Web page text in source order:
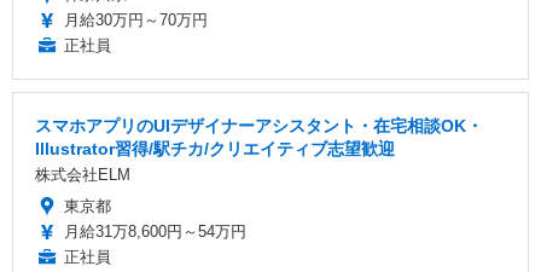
月給30万円～70万円
正社員
スマホアプリのUIデザイナーアシスタント・在宅相談OK・
Illustrator習得/駅チカ/クリエイティブ志望歓迎
株式会社ELM
東京都
月給31万8,600円～54万円
正社員